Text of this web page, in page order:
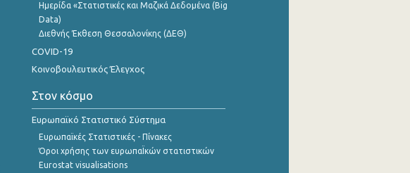
Ημερίδα «Στατιστικές και Μαζικά Δεδομένα (Big
Data)
Διεθνής Έκθεση Θεσσαλονίκης (ΔΕΘ)
COVID-19
Κοινοβουλευτικός Έλεγχος
Στον κόσμο
Ευρωπαϊκό Στατιστικό Σύστημα
Ευρωπαϊκές Στατιστικές - Πίνακες
Όροι χρήσης των ευρωπαΪκών στατιστικών
Eurostat visualisations